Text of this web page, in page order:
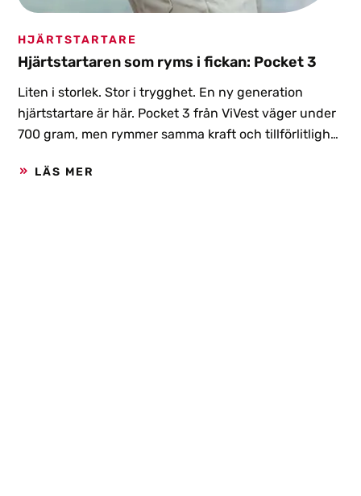
HJÄRTSTARTARE
Hjärtstartaren som ryms i fickan: Pocket 3
Liten i storlek. Stor i trygghet. En ny generation
hjärtstartare är här. Pocket 3 från ViVest väger under
700 gram, men rymmer samma kraft och tillförlitlighet
LÄS MER